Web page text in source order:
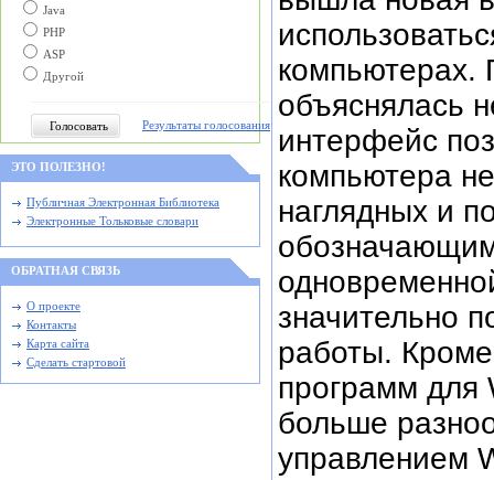
Java
PHP
ASP
Другой
Результаты голосования
ЭТО ПОЛЕЗНО!
Публичная Электронная Библиотека
Электронные Тольковые словари
ОБРАТНАЯ СВЯЗЬ
О проекте
Контакты
Карта сайта
Сделать стартовой
компьютерах.
объяснялась
интерфейс
компьютера
наглядных и
значительно
работы. Кроме
программ для
больше
управлением